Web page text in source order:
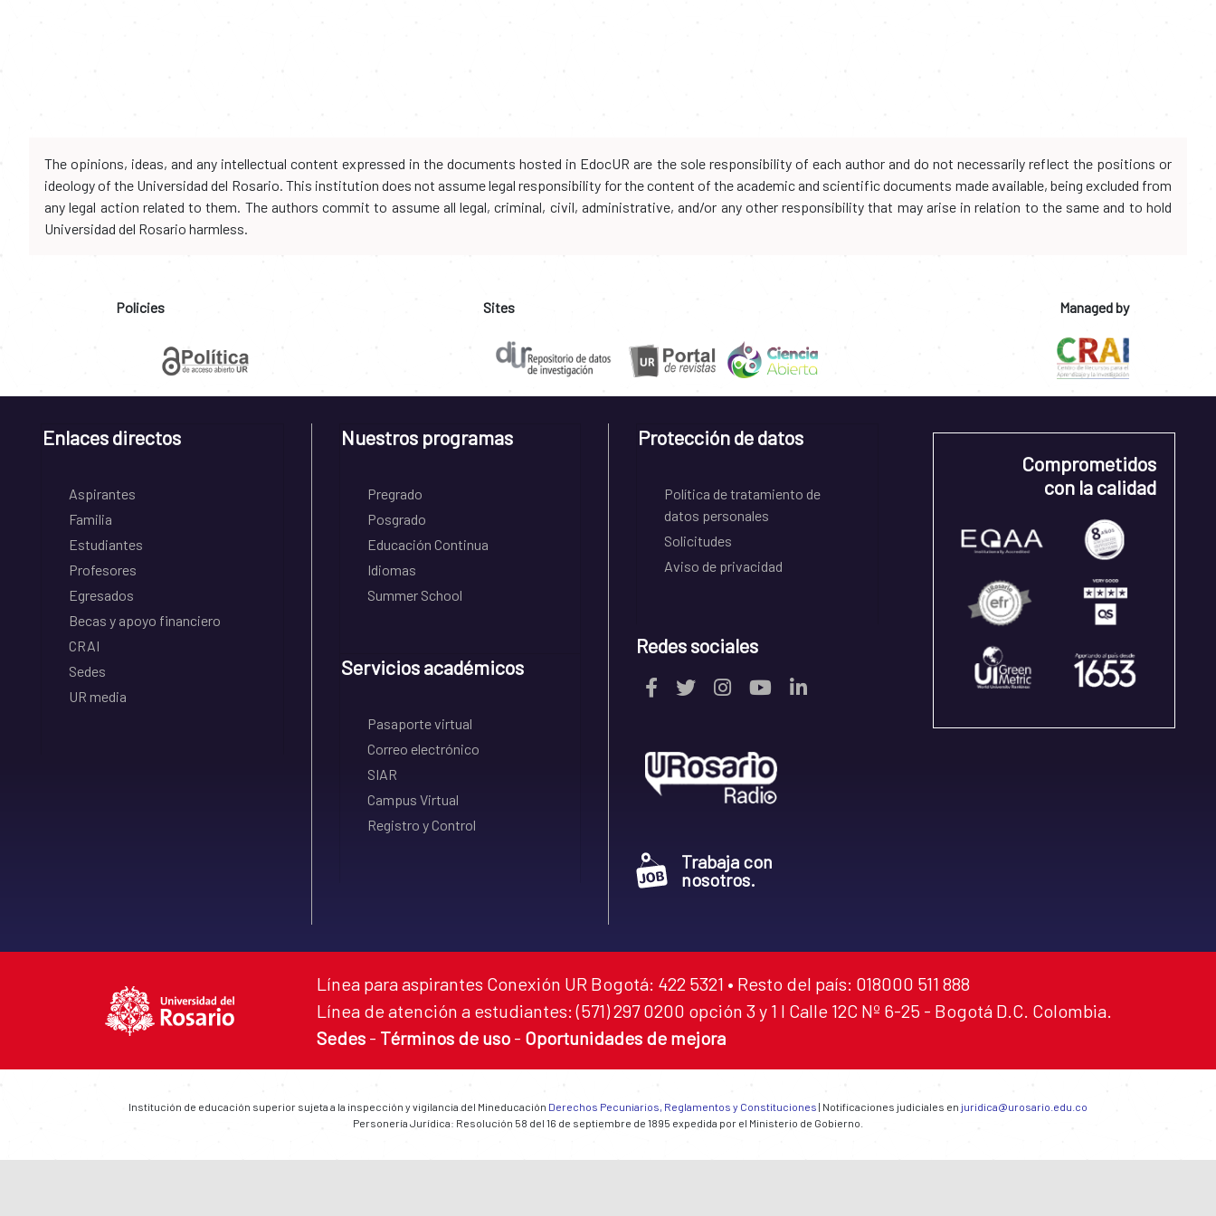
The opinions, ideas, and any intellectual content expressed in the documents hosted in EdocUR are the sole responsibility of each author and do not necessarily reflect the positions or
ideology of the Universidad del Rosario. This institution does not assume legal responsibility for the content of the academic and scientific documents made available, being excluded from
any legal action related to them. The authors commit to assume all legal, criminal, civil, administrative, and/or any other responsibility that may arise in relation to the same and to hold
Universidad del Rosario harmless.
Policies Sites Managed by
Enlaces directos
Aspirantes
Familia
Estudiantes
Profesores
Egresados
Becas y apoyo financiero
CRAI
Sedes
UR media
Nuestros programas
Pregrado
Posgrado
Educación Continua
Idiomas
Summer School
Servicios académicos
Pasaporte virtual
Correo electrónico
SIAR
Campus Virtual
Registro y Control
Protección de datos
Política de tratamiento de
datos personales
Solicitudes
Aviso de privacidad
Redes sociales
Trabaja con
nosotros.
Comprometidos
con la calidad
Línea para aspirantes Conexión UR Bogotá: 422 5321 • Resto del país: 018000 511 888
Línea de atención a estudiantes: (571) 297 0200 opción 3 y 1 I Calle 12C Nº 6-25 - Bogotá D.C. Colombia.
Sedes - Términos de uso - Oportunidades de mejora
Institución de educación superior sujeta a la inspección y vigilancia del Mineducación Derechos Pecuniarios, Reglamentos y Constituciones | Notificaciones judiciales en juridica@urosario.edu.co
Personería Jurídica: Resolución 58 del 16 de septiembre de 1895 expedida por el Ministerio de Gobierno.